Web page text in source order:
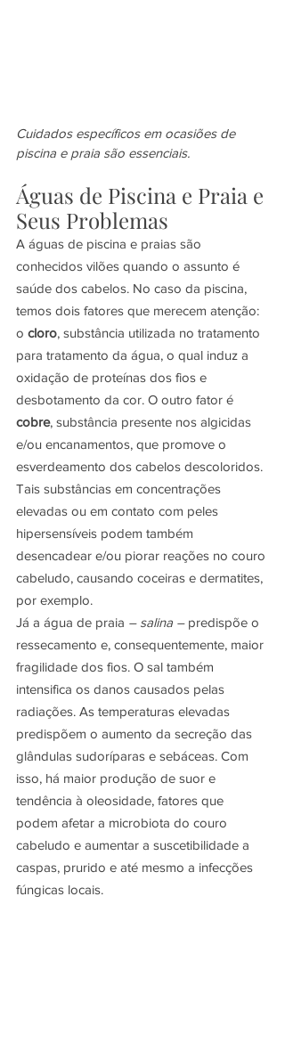
Cuidados específicos em ocasiões de
piscina e praia são essenciais.
Águas de Piscina e Praia e
Seus Problemas
A águas de piscina e praias são
conhecidos vilões quando o assunto é
saúde dos cabelos. No caso da piscina,
temos dois fatores que merecem atenção:
o cloro, substância utilizada no tratamento
para tratamento da água, o qual induz a
oxidação de proteínas dos fios e
desbotamento da cor. O outro fator é
cobre, substância presente nos algicidas
e/ou encanamentos, que promove o
esverdeamento dos cabelos descoloridos.
Tais substâncias em concentrações
elevadas ou em contato com peles
hipersensíveis podem também
desencadear e/ou piorar reações no couro
cabeludo, causando coceiras e dermatites,
por exemplo.
Já a água de praia – salina – predispõe o
ressecamento e, consequentemente, maior
fragilidade dos fios. O sal também
intensifica os danos causados pelas
radiações. As temperaturas elevadas
predispõem o aumento da secreção das
glândulas sudoríparas e sebáceas. Com
isso, há maior produção de suor e
tendência à oleosidade, fatores que
podem afetar a microbiota do couro
cabeludo e aumentar a suscetibilidade a
caspas, prurido e até mesmo a infecções
fúngicas locais.